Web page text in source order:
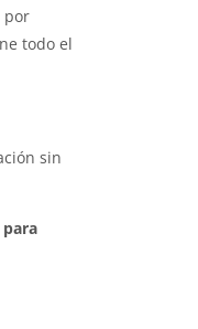
por
todo el
sin
para